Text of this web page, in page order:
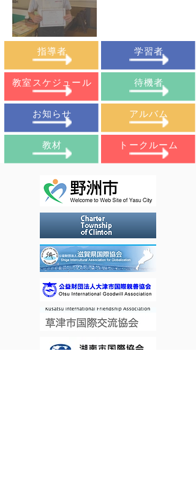
指導者
教室スケジュール
お知らせ
教材
学習者
待機者
アルバム
​トークルーム